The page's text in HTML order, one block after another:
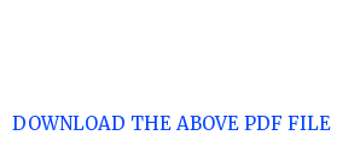
DOWNLOAD THE ABOVE PDF FILE